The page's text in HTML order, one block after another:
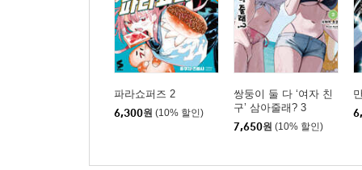
파라쇼퍼즈 2
6,300원 (10% 할인)
쌍둥이 둘 다 ‘여자 친
구’ 삼아줄래? 3
7,650원 (10% 할인)